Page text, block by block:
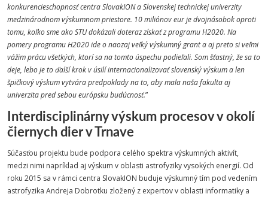
konkurencieschopnosť centra SlovakION a Slovenskej technickej univerzity
medzinárodnom výskumnom priestore. 10 miliónov eur je dvojnásobok oproti
tomu, koľko sme ako STU dokázali doteraz získať z programu H2020. Na
pomery programu H2020 ide o naozaj veľký výskumný grant a aj preto si veľmi
vážim prácu všetkých, ktorí sa na tomto úspechu podieľali. Som šťastný, že sa to
deje, lebo je to ďalší krok v úsilí internacionalizovať slovenský výskum a len
špičkový výskum vytvára predpoklady na to, aby mala naša fakulta aj
univerzita pred sebou európsku budúcnosť.”
Interdisciplinárny výskum procesov v okolí
čiernych dier v Trnave
Súčasťou projektu bude podpora celého spektra výskumných aktivít,
medzi nimi napríklad aj výskum v oblasti astrofyziky vysokých energií. Od
roku 2015 sa v rámci centra SlovakION buduje výskumný tím pod vedením
astrofyzika Andreja Dobrotku zložený z expertov v oblasti informatiky a